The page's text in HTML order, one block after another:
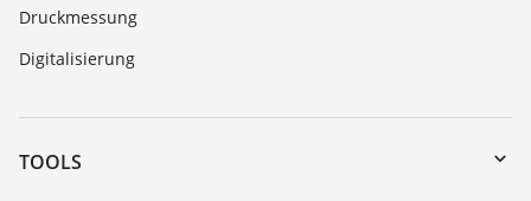
Druckmessung
Digitalisierung
TOOLS